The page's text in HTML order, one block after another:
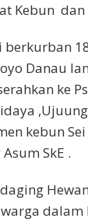
Kebun dan
Danau
ke
kebun Sei
SkE .
dalam